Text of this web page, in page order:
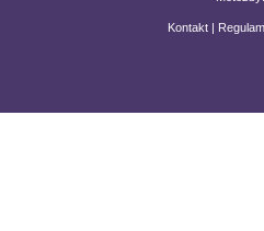
Kontakt|